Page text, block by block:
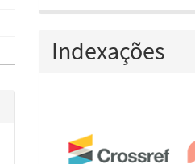
Indexações